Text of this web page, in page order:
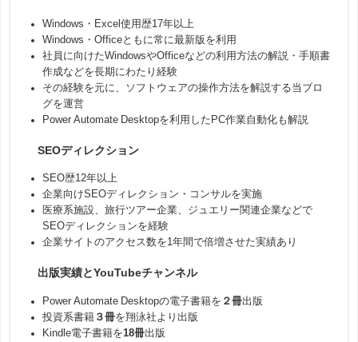
Windows・Excel使用歴17年以上
Windows・Officeともに常に最新版を利用
社員に向けたWindowsやOfficeなどの利用方法の解説・手順書
作成などを長期にわたり経験
その経験を元に、ソフトウェアの操作方法を解説する当ブロ
グを運営
Power Automate Desktopを利用したPC作業自動化も解説
SEOディレクション
SEO歴12年以上
企業向けSEOディレクション・コンサルを実施
医療系施設、旅行ツアー企業、ジュエリー関連企業などで
SEOディレクションを経験
企業サイトのアクセス数を1年間で倍増させた実績あり
出版実績とYouTubeチャンネル
Power Automate Desktopの電子書籍を ２冊出版
投資系書籍 ３冊を翔泳社より出版
Kindle電子書籍を18冊出版